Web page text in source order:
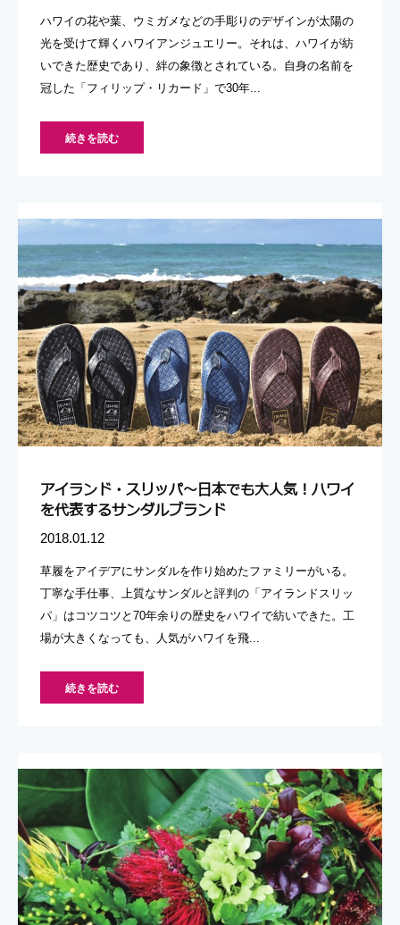
ハワイの花や葉、ウミガメなどの手彫りのデザインが太陽の
光を受けて輝くハワイアンジュエリー。それは、ハワイが紡
いできた歴史であり、絆の象徴とされている。自身の名前を
冠した「フィリップ・リカード」で30年...
続きを読む
アイランド・スリッパ～日本でも大人気！ハワイ
を代表するサンダルブランド
2018.01.12
草履をアイデアにサンダルを作り始めたファミリーがいる。
丁寧な手仕事、上質なサンダルと評判の「アイランドスリッ
パ」はコツコツと70年余りの歴史をハワイで紡いできた。工
場が大きくなっても、人気がハワイを飛...
続きを読む